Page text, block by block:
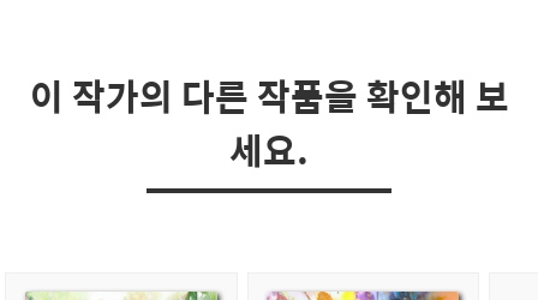
이 작가의 다른 작품을 확인해 보
세요.